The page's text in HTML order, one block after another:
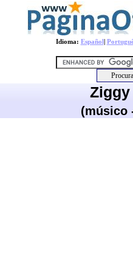
Idioma: Español|
(músico